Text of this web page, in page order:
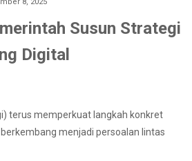
Susun Strategi
Digital
terus memperkuat langkah konkret
menjadi persoalan lintas